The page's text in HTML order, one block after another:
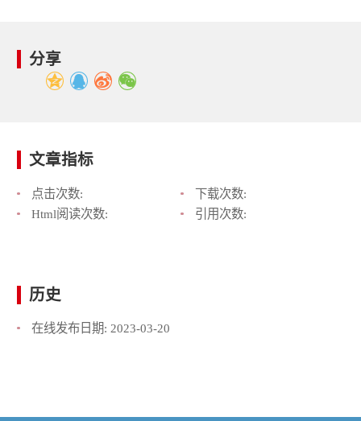
分享
文章指标
点击次数:
下载次数:
Html阅读次数:
引用次数:
历史
在线发布日期: 2023-03-20